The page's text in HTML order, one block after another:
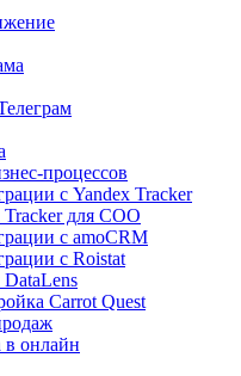
процессов
с Yandex Tracker
Tracker для СОО
с amoCRM
с Roistat
Carrot Quest
онлайн